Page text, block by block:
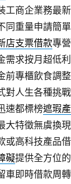
工商企業務最
同重量申請簡
店支票借款專
需求按月超低
前專櫃飲食調
對人生各種挑
速都標榜遮瑕
大特徵無虞換
或高科技產品
礙提供全方位
車即時借款周